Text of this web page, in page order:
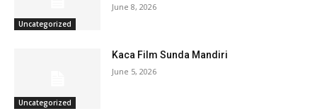
Uncategorized
June 8, 2026
Uncategorized
Kaca Film Sunda Mandiri
June 5, 2026